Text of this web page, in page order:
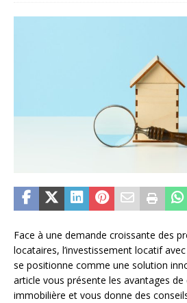
Face à une demande croissante des
locataires, l’investissement locatif
se positionne comme une solution
article vous présente les avantages
immobilière et vous donne des